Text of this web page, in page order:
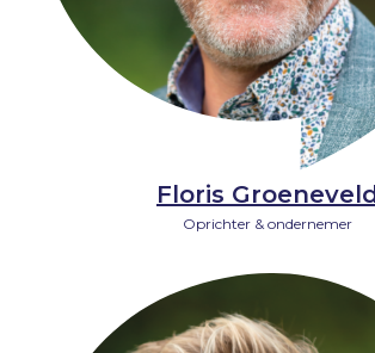
Floris Groeneveld
Oprichter & ondernemer